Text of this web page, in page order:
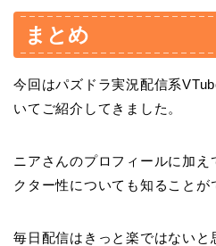
まとめ
今回はパズドラ実況配信系
いてご紹介してきました。
ニアさんのプロフィールに加え
クター性についても知ることが
毎日配信はきっと楽ではないと